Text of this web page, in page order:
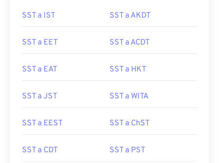
SST a IST SST a AKDT
SST a EET SST a ACDT
SST a EAT SST a HKT
SST a JST SST a WITA
SST a EEST SST a ChST
SST a CDT SST a PST